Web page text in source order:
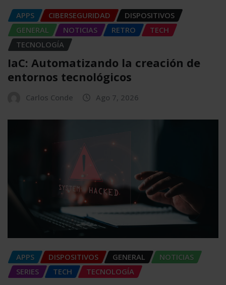
APPS CIBERSEGURIDAD
DISPOSITIVOS
GENERAL
NOTICIAS RETRO
TECH
TECNOLOGÍA
IaC: Automatizando la creación de
entornos tecnológicos
Carlos Conde Ago 7, 2026
APPS DISPOSITIVOS GENERAL
NOTICIAS
SERIES
TECH TECNOLOGÍA